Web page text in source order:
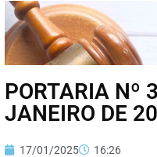
PORTARIA Nº
JANEIRO DE
17/01/2025 16:26